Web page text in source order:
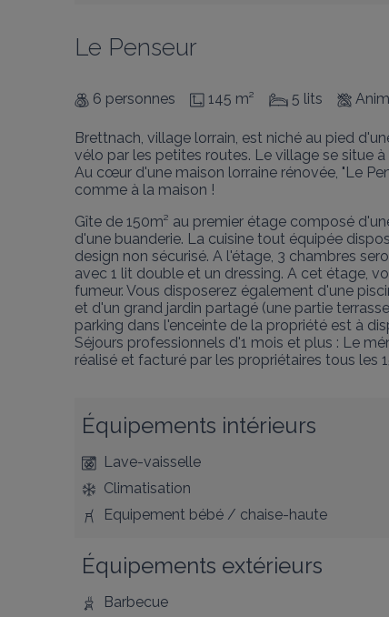
Le Penseur
6 personnes 145 m² 5 lits
Brettnach, village lorrain, est niché au pied
vélo par les petites routes. Le village se situe
Au cœur d'une maison lorraine rénovée, "Le
comme à la maison !
Gîte de 150m² au premier étage composé
d'une buanderie. La cuisine tout équipée
design non sécurisé. A l'étage, 3 chambres
avec 1 lit double et un dressing. A cet étage,
fumeur. Vous disposerez également d'une
et d'un grand jardin partagé (une partie
parking dans l'enceinte de la propriété est à
Séjours professionnels d'1 mois et plus : Le
réalisé et facturé par les propriétaires tous les
Équipements intérieurs
Lave-vaisselle
Climatisation
Equipement bébé / chaise-haute
Équipements extérieurs
Barbecue